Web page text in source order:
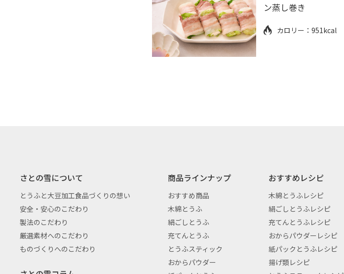
ン蒸し巻き
カロリー：951kcal
さとの雪について
とうふと大豆加工食品づくりの想い
安全・安心のこだわり
製法のこだわり
厳選素材へのこだわり
ものづくりへのこだわり
商品ラインナップ
おすすめ商品
木綿とうふ
絹ごしとうふ
充てんとうふ
とうふスティック
おからパウダー
おすすめレシピ
木綿とうふレシピ
絹ごしとうふレシピ
充てんとうふレシピ
おからパウダーレシピ
紙パックとうふレシピ
揚げ類レシピ